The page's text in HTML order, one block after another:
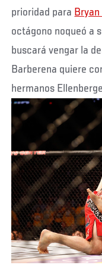
prioridad para
octágono noqueó a
buscará vengar la
Barberena quiere
hermanos